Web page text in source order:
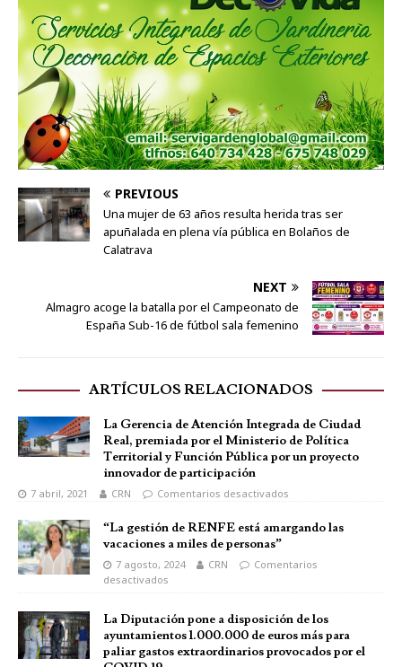
PREVIOUS
Una mujer de 63 años resulta herida tras ser
apuñalada en plena vía pública en Bolaños de
Calatrava
NEXT
Almagro acoge la batalla por el Campeonato de
España Sub-16 de fútbol sala femenino
ARTÍCULOS RELACIONADOS
La Gerencia de Atención Integrada de Ciudad
Real, premiada por el Ministerio de Política
Territorial y Función Pública por un proyecto
innovador de participación
7 abril, 2021 CRN Comentarios desactivados
“La gestión de RENFE está amargando las
vacaciones a miles de personas”
7 agosto, 2024 CRN
Comentarios
desactivados
La Diputación pone a disposición de los
ayuntamientos 1.000.000 de euros más para
paliar gastos extraordinarios provocados por el